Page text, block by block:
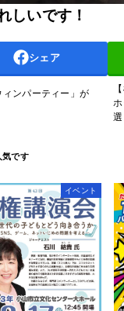
しいです！
シェア
ィンパーティー」が
イベント